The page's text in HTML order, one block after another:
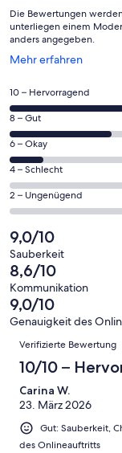
Die Bewertungen
unterliegen einem
anders angegeben.
Mehr erfahren
Wird
einem
neuen
Fenster
geöffnet
12
von
insgesamt
20
Gästebewertungen
haben
eine
Bewertung
von
10
-
Hervorragend
10 – Hervorragend
6
von
insgesamt
20
Gästebewertungen
haben
Bewertung
von
8
-
Gut
8 – Gut
2
von
insgesamt
20
Gästebewertungen
haben
eine
Bewertung
von
6
-
Okay
6 – Okay
0
von
insgesamt
Gästebewertungen
haben
eine
Bewertung
von
4
Schlecht
4 – Schlecht
0
von
insgesamt
20
Gästebewertungen
haben
eine
Bewertung
Ungenügend
2 – Ungenügend
9,0/10
Sauberkeit
8,6/10
Kommunikation
9,0/10
Genauigkeit des
Verifizierte Bewertung
10/10 –
Carina W.
23. März 2026
Gut: Sauberkeit,
des Onlineauftritts